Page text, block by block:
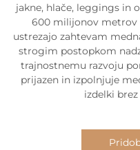
jakne, hlače, leggings in
600 milijonov metrov
ustrezajo zahtevam
strogim postopkom
trajnostnemu razvoju
prijazen in izpolnjuje
izdelki brez